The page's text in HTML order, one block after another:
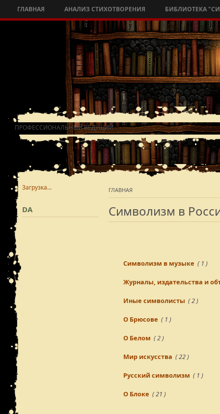
ГЛАВНАЯ АНАЛИЗ СТИХОТВОРЕНИЯ БИБЛИОТЕКА
ПРОФЕССИОНАЛЬНЫЙ ВЕДУЩИЙ
ГЛАВНАЯ
Символизм в
Символизм в музыке ( 1 )
Журналы, издательства и
Иные символисты ( 2 )
О Брюсове ( 1 )
О Белом ( 2 )
Мир искусства ( 22 )
Русский символизм ( 1 )
О Блоке ( 21 )
Загрузка...
DA